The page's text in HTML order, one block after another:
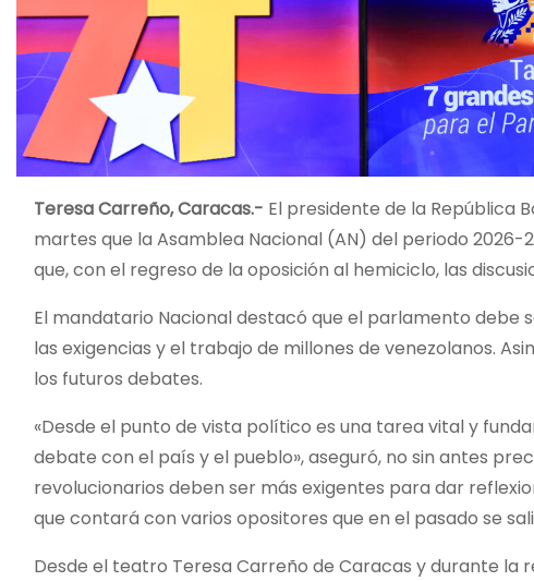
Teresa Carreño, Caracas.- El presidente de la República
martes que la Asamblea Nacional (AN) del periodo
que, con el regreso de la oposición al hemiciclo, las
El mandatario Nacional destacó que el parlamento debe
las exigencias y el trabajo de millones de venezolanos.
los futuros debates.
«Desde el punto de vista político es una tarea vital y
debate con el país y el pueblo», aseguró, no sin antes
revolucionarios deben ser más exigentes para dar
que contará con varios opositores que en el pasado se
Desde el teatro Teresa Carreño de Caracas y durante